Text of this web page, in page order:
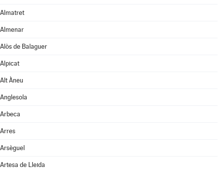
Almatret
Almenar
Alòs de Balaguer
Alpicat
Alt Àneu
Anglesola
Arbeca
Arres
Arsèguel
Artesa de Lleida